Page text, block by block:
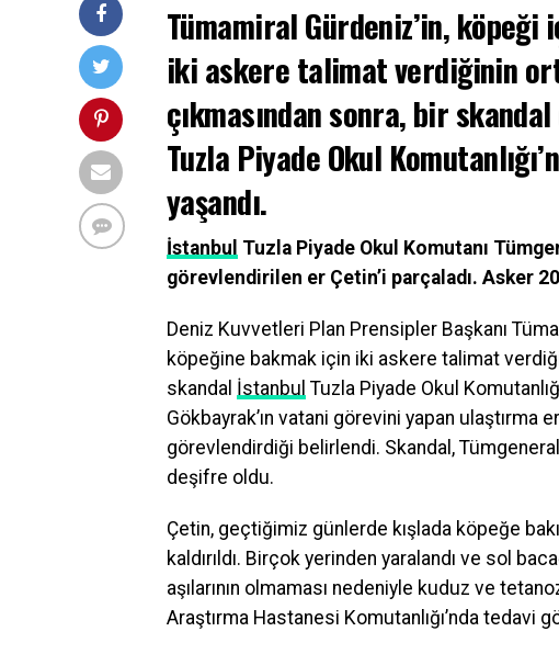
Tümamiral Gürdeniz’in, köpeği
iki askere talimat verdiğinin
çıkmasından sonra, bir
Tuzla Piyade Okul
yaşandı.
İstanbul Tuzla Piyade Okul Komutanı
görevlendirilen er Çetin’i parçaladı. Asker
Deniz Kuvvetleri Plan Prensipler Başkanı
köpeğine bakmak için iki askere talimat
skandal İstanbul Tuzla Piyade Okul
Gökbayrak’ın vatani görevini yapan
görevlendirdiği belirlendi. Skandal, Tümgeneral
deşifre oldu.
Çetin, geçtiğimiz günlerde kışlada köpeğe
kaldırıldı. Birçok yerinden yaralandı ve sol
aşılarının olmaması nedeniyle kuduz ve
Araştırma Hastanesi Komutanlığı’nda tedavi